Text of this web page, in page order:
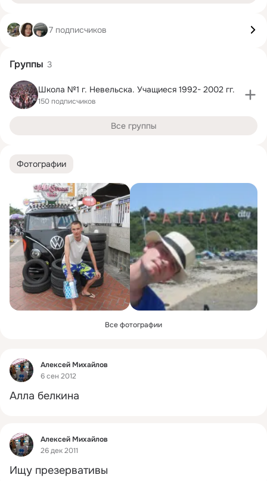
Фотографии
Все фотографии
Фид
Алексей Михайлов
6 сен 2012
Алла белкина
Фид
Алексей Михайлов
26 дек 2011
Ищу презервативы
7 подписчиков
Группы 3
Школа №1 г. Невельска. Учащиеся 1992- 2002 гг.
150 подписчиков
Все группы